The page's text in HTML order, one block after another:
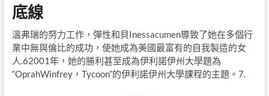
底線
溫弗瑞的努力工作，彈性和貝Inessacumen導致了她在多個行
業中無與倫比的成功，使她成為美國最富有的自我製造的女
人.62001年，她的勝利甚至成為伊利諾伊州大學題為
“OprahWinfrey，Tycoon”的伊利諾伊州大學課程的主題。7.